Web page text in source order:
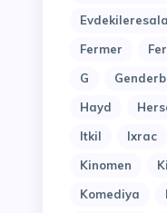
Fermer
G
Genderb
Hayd
Itkil
Ixrac
Kinomen
Komediya